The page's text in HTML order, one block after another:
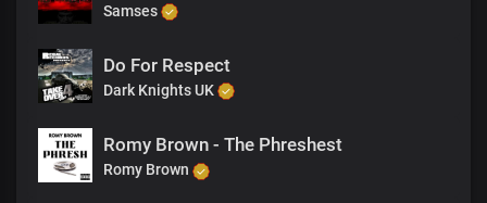
Samses
Do For Respect
Dark Knights UK
Romy Brown - The Phreshest
Romy Brown